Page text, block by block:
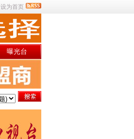
设为首页
曝光台